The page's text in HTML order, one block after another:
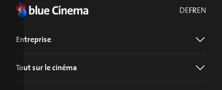
DEFREN
Entreprise
Tout sur le cinéma